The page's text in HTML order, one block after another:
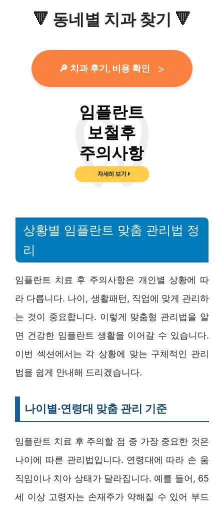
🔻 동네별 치과 찾기 🔻
🔎 치과 후기, 비용 확인
상황별 임플란트 맞춤 관리법 정
리
임플란트 치료 후 주의사항은 개인별 상황에 따
라 다릅니다. 나이, 생활패턴, 직업에 맞게 관리하
는 것이 중요합니다. 이렇게 맞춤형 관리법을 알
면 건강한 임플란트 생활을 이어갈 수 있습니다.
이번 섹션에서는 각 상황에 맞는 구체적인 관리
법을 쉽게 안내해 드리겠습니다.
나이별·연령대 맞춤 관리 기준
임플란트 치료 후 주의할 점 중 가장 중요한 것은
나이에 따른 관리법입니다. 연령대에 따라 손 움
직임이나 치아 상태가 달라집니다. 예를 들어, 65
세 이상 고령자는 손재주가 약해질 수 있어 부드